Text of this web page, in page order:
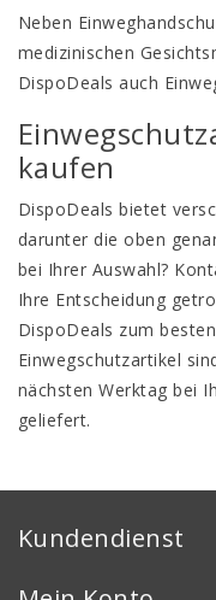
Neben
medizinischen
DispoDeals auch
kaufen
DispoDeals bietet
darunter die oben
bei Ihrer Auswahl?
Ihre Entscheidung
DispoDeals zum
Einwegschutzartikel
nächsten Werktag bei
geliefert.
Kundendienst